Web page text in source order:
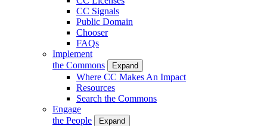
CC Signals
Public Domain
Chooser
FAQs
Implement
the Commons
Expand
Where CC Makes An Impact
Resources
Search the Commons
Engage
the People
Expand